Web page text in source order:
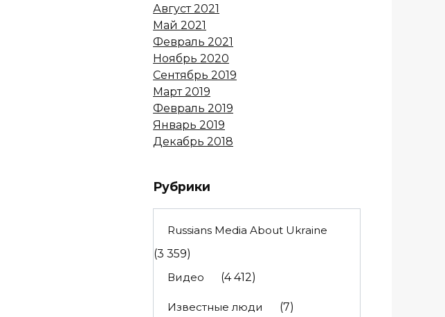
Август 2021
Май 2021
Февраль 2021
Ноябрь 2020
Сентябрь 2019
Март 2019
Февраль 2019
Январь 2019
Декабрь 2018
Рубрики
Russians Media About Ukraine
(3 359)
Видео
(4 412)
Известные люди (7)